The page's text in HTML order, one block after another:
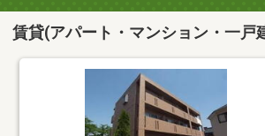
賃貸(アパート・マンション・一戸